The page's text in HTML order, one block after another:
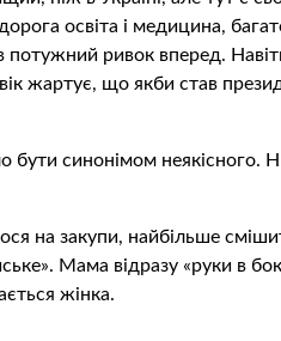
освіта і медицина,
потужний ривок вперед.
жартує, що якби став
бути синонімом
на закупи, найбільше
Мама відразу «руки в
жінка.